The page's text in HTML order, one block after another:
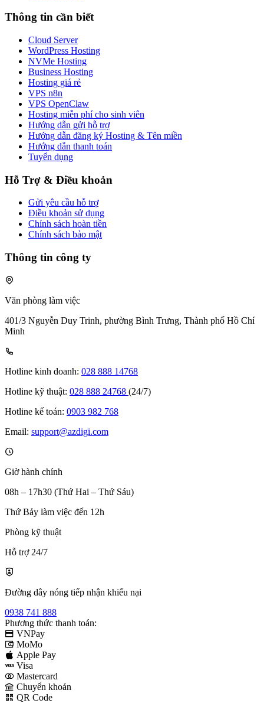
Thông tin cần biết
Cloud Server
WordPress Hosting
NVMe Hosting
Business Hosting
Hosting giá rẻ
VPS n8n
VPS OpenClaw
Hosting miễn phí cho sinh viên
Hướng dẫn gửi hỗ trợ
Hướng dẫn đăng ký Hosting & Tên miền
Hướng dẫn thanh toán
Tuyển dụng
Hỗ Trợ & Điều khoản
Gửi yêu cầu hỗ trợ
Điều khoản sử dụng
Chính sách hoàn tiền
Chính sách bảo mật
Thông tin công ty
Văn phòng làm việc
401/3 Nguyễn Duy Trinh, phường Bình Trưng, Thành phố Hồ Chí
Minh
Hotline kinh doanh: 028 888 14768
Hotline kỹ thuật: 028 888 24768 (24/7)
Hotline kế toán: 0903 982 768
Email: support@azdigi.com
Giờ hành chính
08h – 17h30 (Thứ Hai – Thứ Sáu)
Thứ Bảy làm việc đến 12h
Phòng kỹ thuật
Hỗ trợ 24/7
Đường dây nóng tiếp nhận khiếu nại
0938 741 888
Phương thức thanh toán:
VNPay
MoMo
Apple Pay
Visa
Mastercard
Chuyển khoản
QR Code